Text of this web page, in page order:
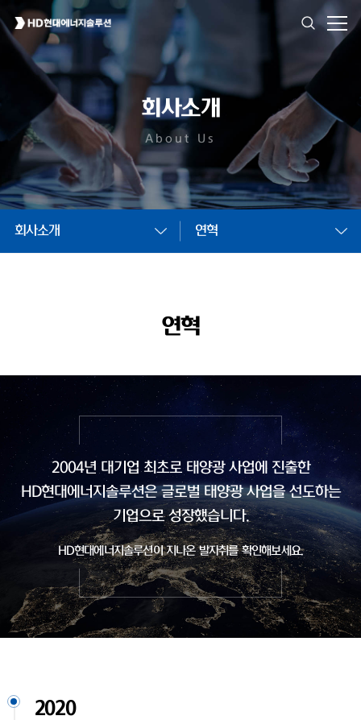
회사소개
About Us
회사소개 연혁
연혁
2004년 대기업 최초로 태양광 사업에 진출한
HD현대에너지솔루션은글로벌 태양광 사업을 선도하는
기업으로 성장했습니다.
HD현대에너지솔루션이 지나온 발자취를 확인해보세요.
2020